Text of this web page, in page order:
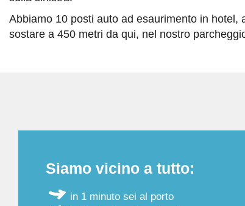
Abbiamo 10 posti auto ad esaurimento in hotel,
sostare a 450 metri da qui, nel nostro
Siamo vicino a tutto:
in 1 minuto sei al porto